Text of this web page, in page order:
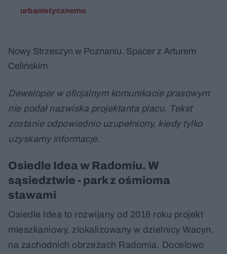
urbanistycznemu
Nowy Strzeszyn w Poznaniu. Spacer z Arturem
Celińskim
Deweloper w oficjalnym komunikacie prasowym
nie podał nazwiska projektanta placu. Tekst
zostanie odpowiednio uzupełniony, kiedy tylko
uzyskamy informacje.
Osiedle Idea w Radomiu. W
sąsiedztwie - park z ośmioma
stawami
Osiedle Idea to rozwijany od 2016 roku projekt
mieszkaniowy, zlokalizowany w dzielnicy Wacyn,
na zachodnich obrzeżach Radomia. Docelowo